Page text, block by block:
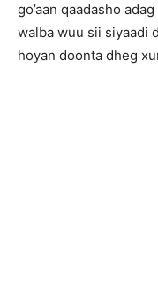
go’aan qaadasho
walba wuu sii siyaadi
hoyan doonta dheg